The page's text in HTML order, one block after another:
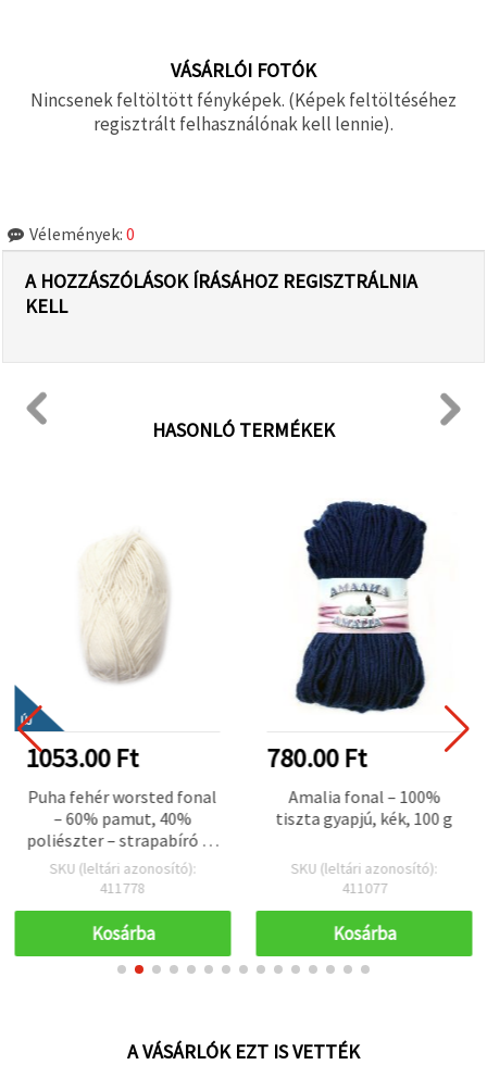
VÁSÁRLÓI FOTÓK
Nincsenek feltöltött fényképek. (Képek feltöltéséhez
regisztrált felhasználónak kell lennie).
Vélemények: 0
A HOZZÁSZÓLÁSOK ÍRÁSÁHOZ REGISZTRÁLNIA
KELL
HASONLÓ TERMÉKEK
ÚJ
1053.00 Ft
Puha fehér worsted fonal
– 60% pamut, 40%
poliészter – strapabíró és
sima, 50 g
SKU (leltári azonosító):
411778
Kosárba
780.00 Ft
Amalia fonal – 100%
tiszta gyapjú, kék, 100 g
SKU (leltári azonosító):
411077
Kosárba
A VÁSÁRLÓK EZT IS VETTÉK